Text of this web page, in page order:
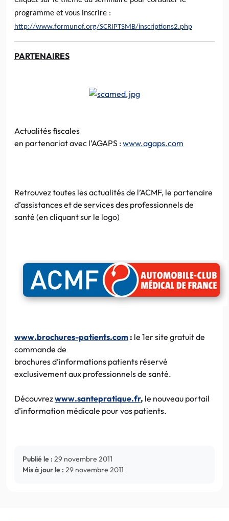
programme et vous inscrire :
http://www.formunof.org/SCRIPTSMB/inscriptions2.php
PARTENAIRES
Actualités fiscales
en partenariatavec l’AGAPS :www.agaps.com
Retrouvez toutes les actualités de l’ACMF, le partenaire
d’assistances et de services des professionnels de
santé (en cliquantsur le logo)
www.brochures-patients.com : le 1ersite gratuit de
commande de
brochures d’informations patients réservé
exclusivement aux professionnels de santé.
Découvrezwww.santepratique.fr, le nouveau portail
d’information médicale pour vos patients.
Publié le : 29 novembre 2011
Mis à jour le : 29 novembre 2011